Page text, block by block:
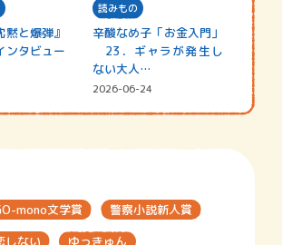
と爆弾』
タビュー
読みもの
辛酸なめ子「お金入門」
23．ギャラが発生し
ない大人…
2026-06-24
mono文学賞
警察小説新人賞